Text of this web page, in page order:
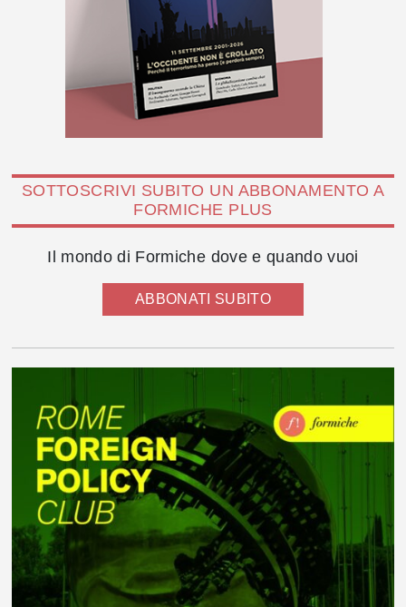
SOTTOSCRIVI SUBITO UN ABBONAMENTO A
FORMICHE PLUS
Il mondo di Formiche dove e quando vuoi
ABBONATI SUBITO